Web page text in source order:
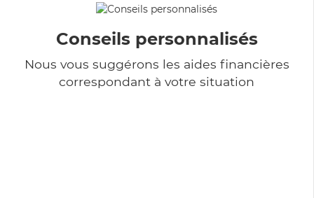
Conseils personnalisés
Nous vous suggérons les aides financières
correspondant à votre situation